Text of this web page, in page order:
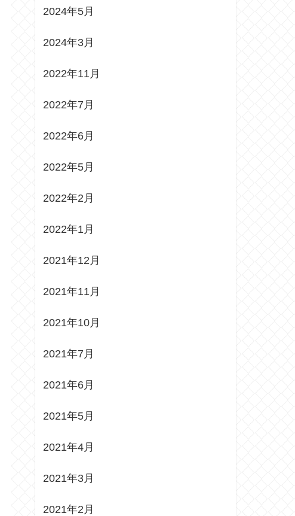
2024年5月
2024年3月
2022年11月
2022年7月
2022年6月
2022年5月
2022年2月
2022年1月
2021年12月
2021年11月
2021年10月
2021年7月
2021年6月
2021年5月
2021年4月
2021年3月
2021年2月